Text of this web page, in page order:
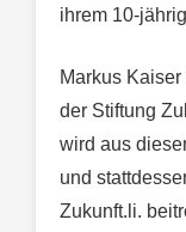
ihrem 10-
Markus
der Stiftung
wird aus
und
Zukunft.li.